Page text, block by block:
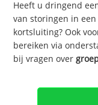
Heeft u dringend
van storingen in
kortsluiting? Ook
bereiken via
bij vragen over